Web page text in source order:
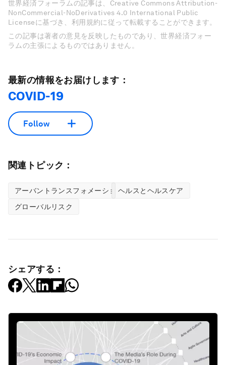
世界経済フォーラムの記事は、Creative Commons Attribution-
NonCommercial-NoDerivatives 4.0 International Public
Licenseに基づき、利用規約に従って転載することができます。
この記事は著者の意見を反映したものであり、世界経済フォー
ラムの主張によるものではありません。
最新の情報をお届けします：
COVID-19
Follow
関連トピック：
アーバントランスフォメーションヘルスとヘルスケア
グローバルリスク
シェアする：